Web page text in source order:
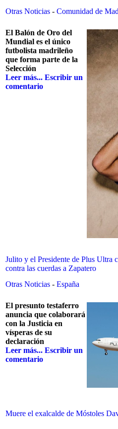
Otras Noticias - Comunidad de
El Balón de Oro del
Mundial es el único
futbolista madrileño
que forma parte de la
Selección
Leer más... Escribir un
comentario
Julito y el Presidente de Plus Ultra
contra las cuerdas a Zapatero
Otras Noticias - España
El presunto testaferro
anuncia que colaborará
con la Justicia en
vísperas de su
declaración
Leer más... Escribir un
comentario
Muere el exalcalde de Móstoles